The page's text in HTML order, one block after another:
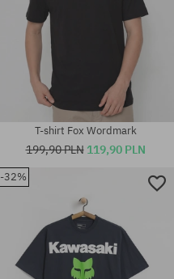
T-shirt Fox Wordmark
199,90 PLN 119,90 PLN
-32%